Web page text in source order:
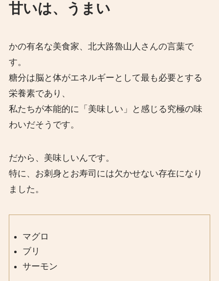
甘いは、うまい
かの有名な美食家、北大路魯山人さんの言葉で
す。
糖分は脳と体がエネルギーとして最も必要とする
栄養素であり、
私たちが本能的に「美味しい」と感じる究極の味
わいだそうです。
だから、美味しいんです。
特に、お刺身とお寿司には欠かせない存在になり
ました。
マグロ
ブリ
サーモン